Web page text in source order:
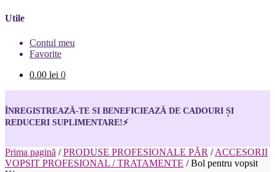
Utile
Contul meu
Favorite
0.00 lei 0
ÎNREGISTREAZĂ-TE SI BENEFICIEAZĂ DE CADOURI ȘI
REDUCERI SUPLIMENTARE!⚡
Prima pagină /PRODUSE PROFESIONALE PĂR /ACCESORII
VOPSIT PROFESIONAL / TRATAMENTE /Bol pentru vopsit